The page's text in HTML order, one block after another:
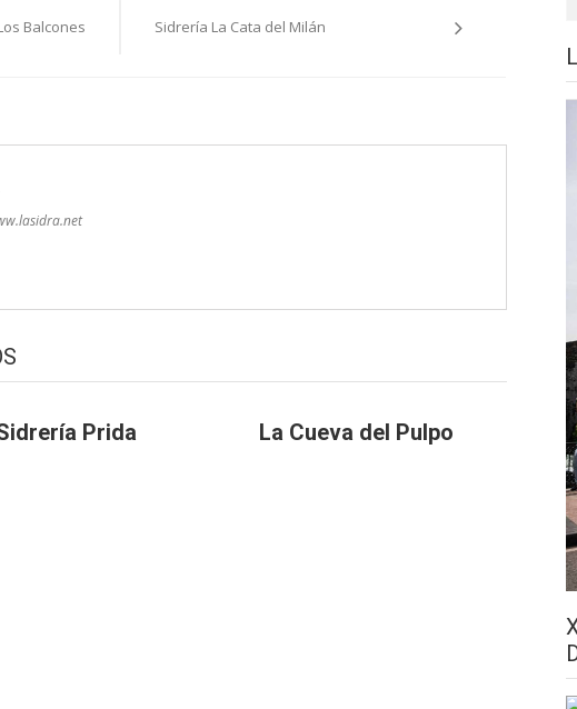
Balcones Sidrería La Cata del Milán
Prida La Cueva del Pulpo